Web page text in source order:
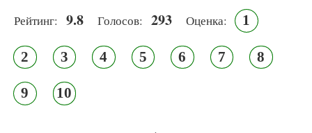
Рейтинг: 9.8 Голосов: 293 Оценка: 1
2 3 4 5 6 7 8
9 10